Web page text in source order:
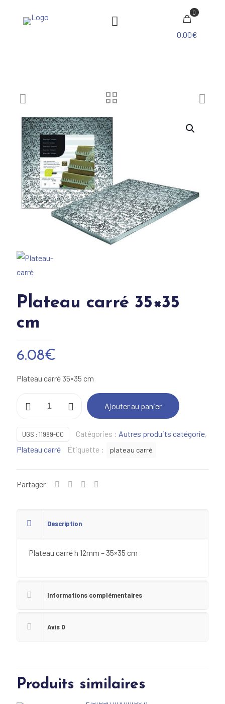
0
0.00€
Plateau carré 35×35
cm
6.08€
Plateau carré 35×35 cm
Plateau
carré
35x35
Ajouter au panier
UGS : 11989-00 Catégories : Autres produits catégorie,
Plateau carré
Étiquette : plateau carré
Partager
Description
Plateau carré h 12mm – 35×35 cm
Informations complémentaires
Avis 0
Produits similaires